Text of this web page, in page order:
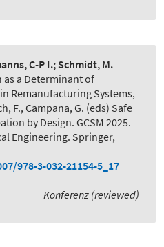
C-P I.; Schmidt, M.
as a Determinant of
Remanufacturing Systems,
F., Campana, G. (eds) Safe
by Design. GCSM 2025.
Engineering. Springer,
978-3-032-21154-5_17
Konferenz (reviewed)